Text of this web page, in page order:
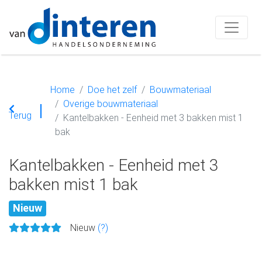
Terug
Home Doe het zelf
Bouwmateriaal
Overige bouwmateriaal
Kantelbakken - Eenheid met 3 bakken mist 1
bak
Kantelbakken - Eenheid met 3
bakken mist 1 bak
Nieuw
Nieuw (?)